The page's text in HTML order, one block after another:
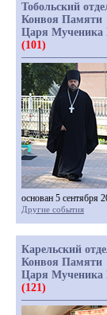
Тобольский
Конвоя Памяти
Царя Мученика
(101)
основан 5 сентября
Другие события
Карельский
Конвоя Памяти
Царя Мученика
(121)